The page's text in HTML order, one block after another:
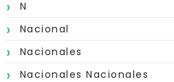
N
Nacional
Nacionales
Nacionales Nacionales